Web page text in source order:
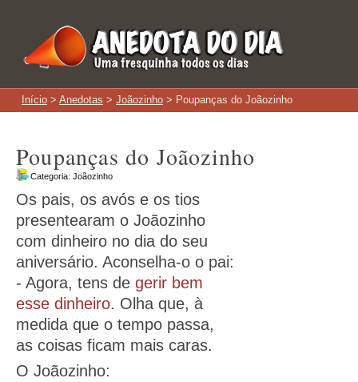
Início > Anedotas > Joãozinho > Poupanças do Joãozinho
Poupanças do Joãozinho
Categoria: Joãozinho
Os pais, os avós e os tios
presentearam o Joãozinho
com dinheiro no dia do seu
aniversário. Aconselha-o o pai:
- Agora, tens de gerir bem
esse dinheiro. Olha que, à
medida que o tempo passa,
as coisas ficam mais caras.
O Joãozinho: